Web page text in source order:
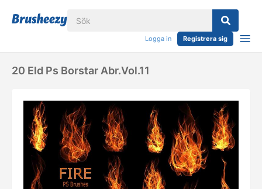
Logga in Registrera sig
20 Eld Ps Borstar Abr.vol.11